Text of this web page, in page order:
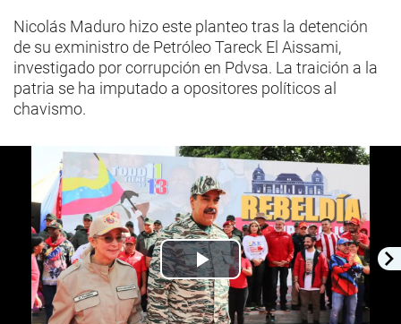
Nicolás Maduro hizo este planteo tras la detención
de su exministro de Petróleo Tareck El Aissami,
investigado por corrupción en Pdvsa. La traición a la
patria se ha imputado a opositores políticos al
chavismo.
Play